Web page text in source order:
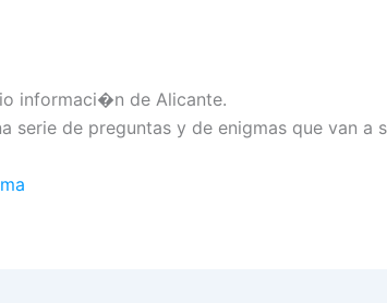
informaci�n de Alicante.
serie de preguntas y de enigmas que van